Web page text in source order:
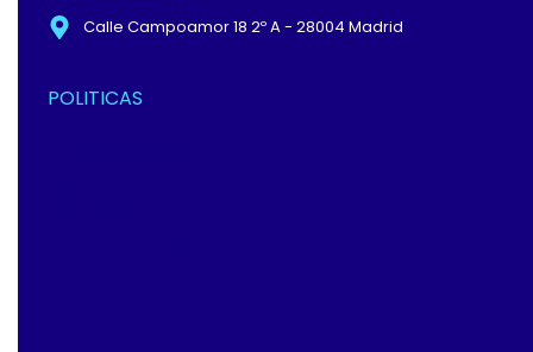
Calle Campoamor 18 2º A - 28004 Madrid
POLITICAS